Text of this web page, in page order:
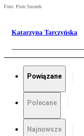
Foto: Piotr Szczerk
Katarzyna Tarczyńska
Powiązane
Polecane
Najnowsze